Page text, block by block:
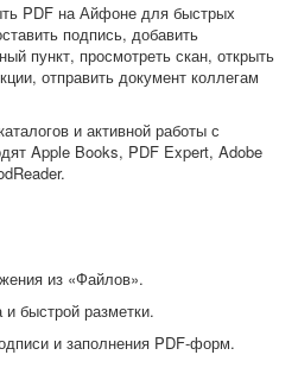
PDF на Айфоне для быстрых
подпись, добавить
пункт, просмотреть скан, открыть
отправить документ коллегам
и активной работы с
Apple Books, PDF Expert, Adobe
из «Файлов».
быстрой разметки.
и заполнения PDF-форм.